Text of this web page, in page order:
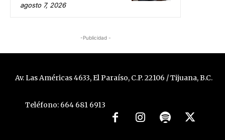
agosto 7, 2026
-Publicidad -
Av. Las Américas 4633, El Paraíso, C.P. 22106 / Tijuana, B.C.
Teléfono: 664 681 6913